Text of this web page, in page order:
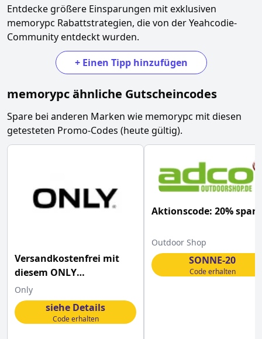
Entdecke größere Einsparungen mit exklusiven
memorypc Rabattstrategien, die von der Yeahcodie-
Community entdeckt wurden.
+ Einen Tipp hinzufügen
memorypcähnliche Gutscheincodes
Spare bei anderen Marken wie memorypc mit diesen
getesteten Promo-Codes (heute gültig).
Versandkostenfrei mit
diesem ONLY
Gutscheincode bestellen
Only
siehe Details
Code erhalten
Aktionscode: 20%
Outdoor Shop
SONNE-20
Code erhalten